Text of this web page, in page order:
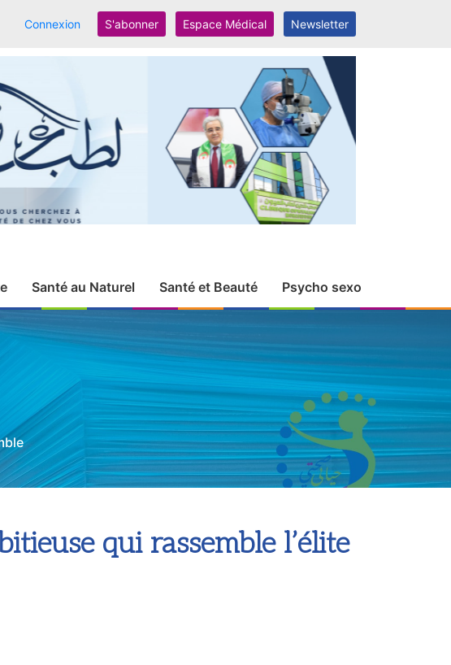
Connexion S'abonner Espace Médical Newsletter
Santé au Naturel Santé et Beauté Psycho sexo
qui rassemble l’élite